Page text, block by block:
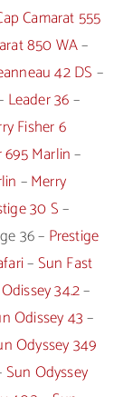
Camarat 555
850 WA–
42 DS –
Leader 36–
Fisher 6
695 Marlin–
–Merry
30 S–
36 – Prestige
–Sun Fast
34.2–
Odissey 43–
Odyssey 349
Sun Odyssey